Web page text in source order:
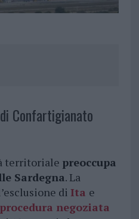
Confartigianato
territoriale preoccupa
Sardegna. La
di Ita e
procedura negoziata